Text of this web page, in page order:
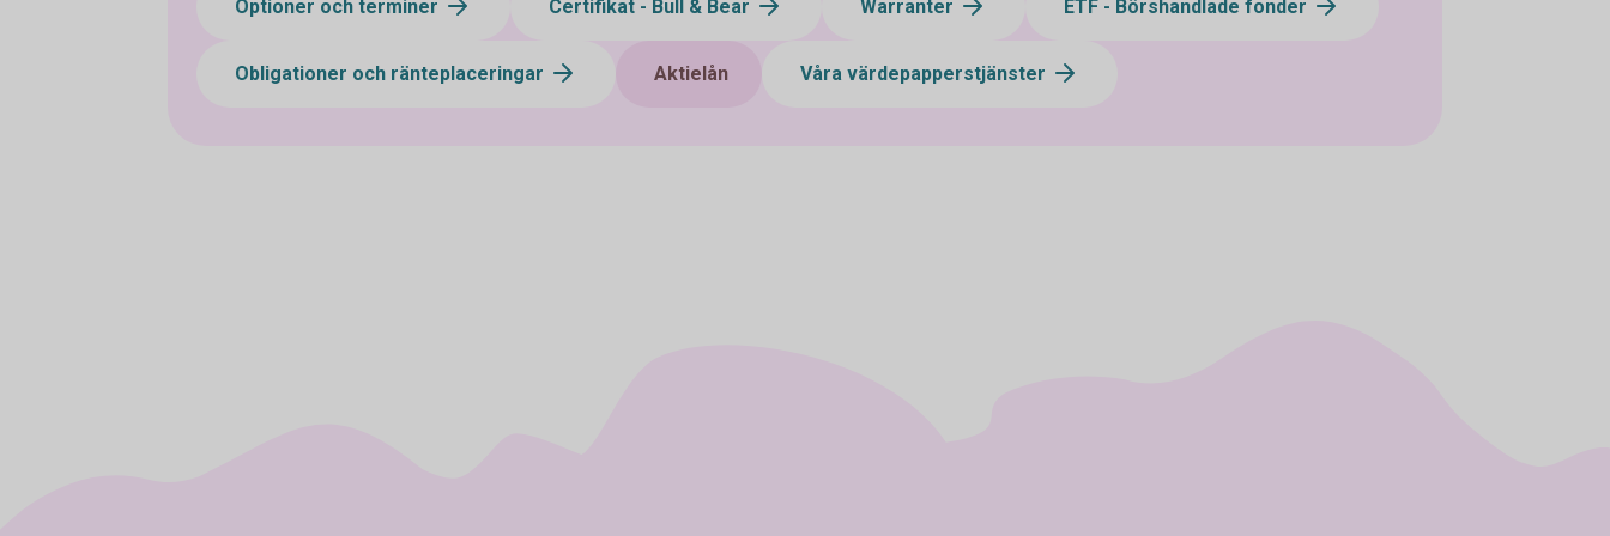
Optioner och terminer Certifikat - Bull & Bear Warranter ETF - Börshandlade fonder
Obligationer och ränteplaceringar Aktielån Våra värdepapperstjänster